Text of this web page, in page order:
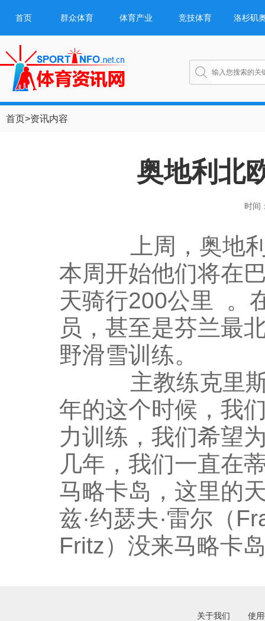
首页 群众体育 体育产业 竞技体育 洛杉矶
首页>资讯内容
奥地利北
时间
上周，奥地利
本周开始他们将在
天骑行200公里 。
员，甚至是芬兰最
野滑雪训练。
主教练克里斯
年的这个时候，我
力训练，我们希望
几年，我们一直在
马略卡岛，这里的
兹·约瑟夫·雷尔（
Fritz）没来马略卡
关于我们 使